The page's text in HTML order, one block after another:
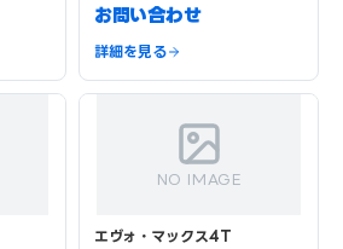
お問い合わせ
詳細を見る
NO IMAGE
エヴォ・マックス4T